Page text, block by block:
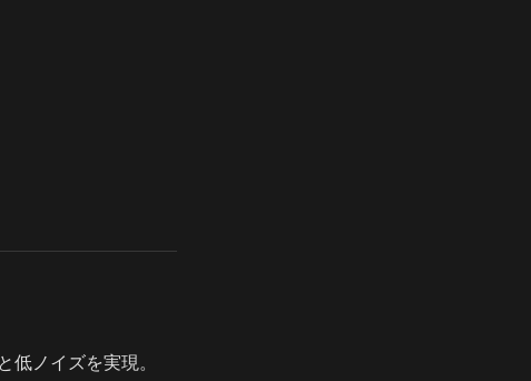
ノイズを実現。